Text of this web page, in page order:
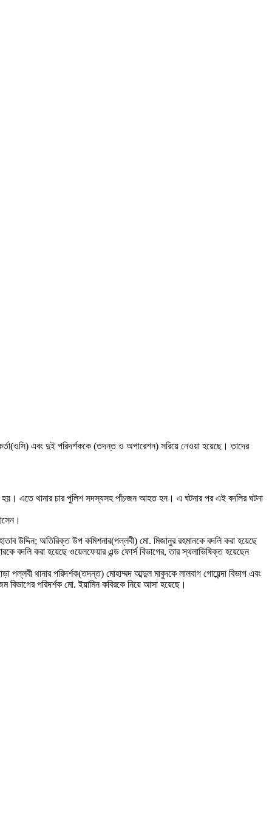
এবং দুই পরিদর্শককে (তদন্ত ও অপারেশন) সরিয়ে নেওয়া হয়েছে। তাদের
এতে থানার চার পুলিশ সদস্যসহ পাঁচজন আহত হন। এ ঘটনার পর এই বদলির ঘটনা
উদ্দিন; অতিরিক্ত উপ কমিশনার(পল্লবী) মো. মিজানুর রহমানকে বদলি করা হয়েছে
বদলি করা হয়েছে ওয়েলফেয়ার এন্ড ফোর্স বিভাগের, তার স্থলাভিষিক্ত হয়েছেন
থানার পরিদর্শক(তদন্ত) মোহাম্মদ আব্দুল মাবুদকে লালবাগ গোয়েন্দা বিভাগ এবং
বিভাগের পরিদর্শক মো. ইয়ামিন কবিরকে নিয়ে আসা হয়েছে।